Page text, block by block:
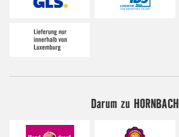
Darum zu HORNBACH